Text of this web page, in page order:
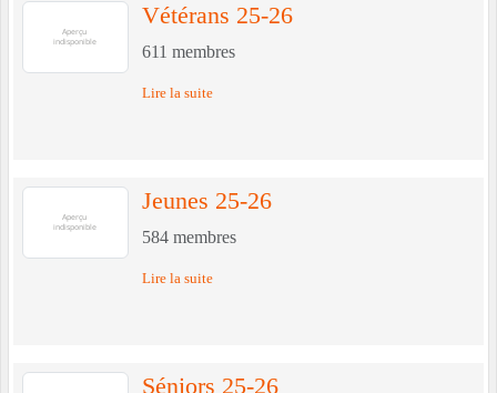
Vétérans 25-26
611 membres
Lire la suite
Jeunes 25-26
584 membres
Lire la suite
Séniors 25-26